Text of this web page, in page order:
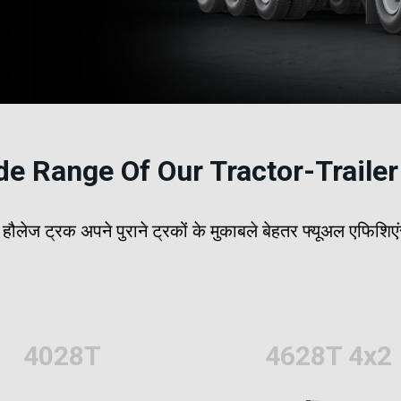
Range Of Our Tractor-
हौलेज ट्रक अपने पुराने ट्रकों के मुकाबले बेहतर फ्यूअल
4028T 4628T 4x2